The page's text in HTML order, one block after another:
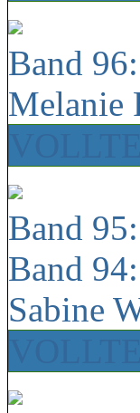
Band 96:
Melanie
Band
Band 94:
Sabine